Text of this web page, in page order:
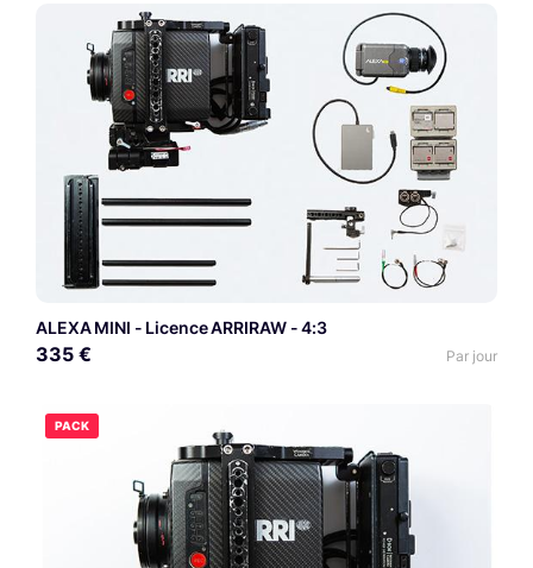
ALEXA MINI - Licence ARRIRAW - 4:3
335 € Par jour
PACK